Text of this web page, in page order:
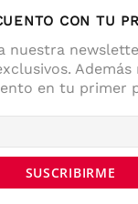
CON TU
nuestra
Además
en tu primer
Reseñas
verificado
war prompt